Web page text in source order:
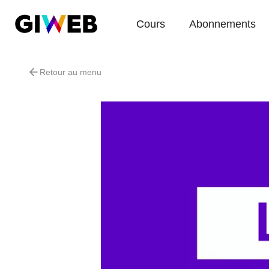
Cours Abonnements
Retour au menu